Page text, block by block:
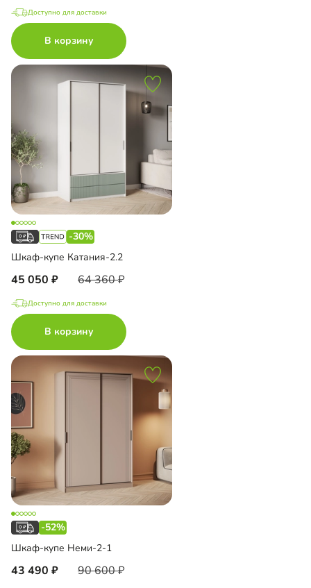
Доступно для доставки
В корзину
-30%
Шкаф-купе Катания-2.2
45 050 64 360
Доступно для доставки
В корзину
-52%
Шкаф-купе Неми-2-1
43 490 90 600